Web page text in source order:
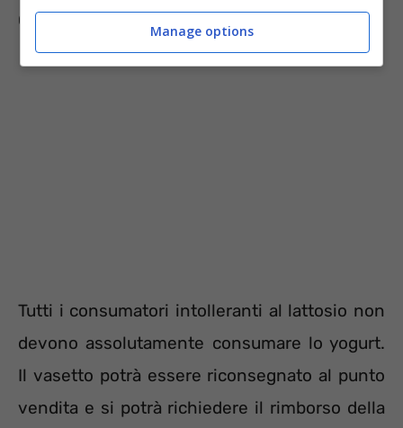
GR 45 883 EC.
Tutti i consumatori intolleranti al lattosio non
devono assolutamente consumare lo yogurt.
Il vasetto potrà essere riconsegnato al punto
vendita e si potrà richiedere il rimborso della
Manage options